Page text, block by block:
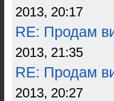
2013, 20:17
RE: Продам
2013, 21:35
RE: Продам
2013, 20:27